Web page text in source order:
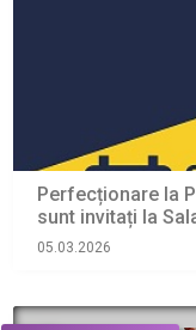
Perfecționare la
sunt invitați la
05.03.2026